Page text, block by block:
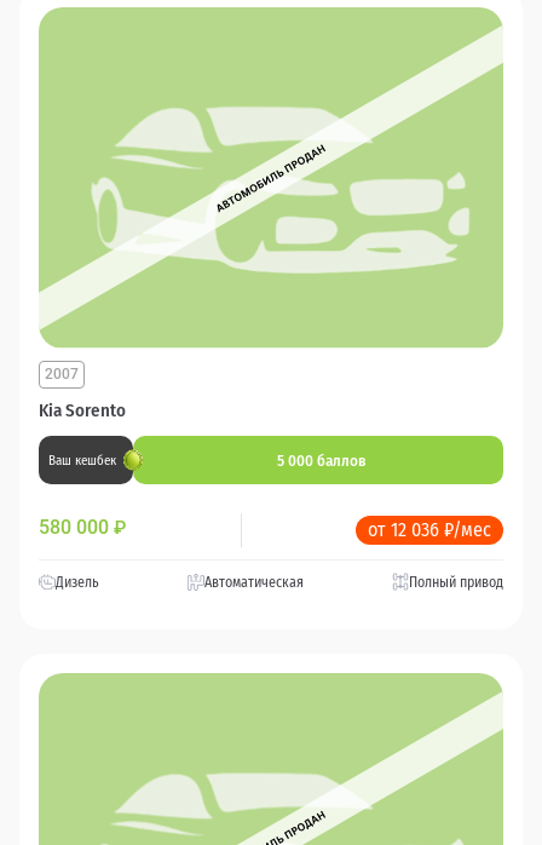
Kia Sorento
2007
Ваш кешбек 5 000 баллов
580 000 ₽ от 12 036 ₽/мес
Дизель Автоматическая Полный привод